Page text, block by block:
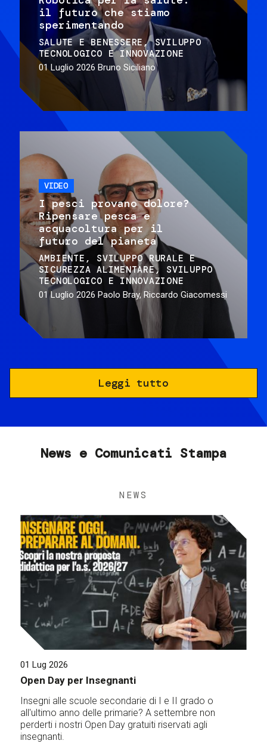
il futuro che stiamo
sperimentando
SALUTE E BENESSERE
SVILUPPO
TECNOLOGICO E INNOVAZIONE
01 Luglio 2026 Bruno Siciliano
VIDEO
I pesci provano dolore?
Ripensare pesca e
acquacoltura per il
futuro del pianeta
AMBIENTE
SVILUPPO RURALE E
SICUREZZA ALIMENTARE
SVILUPPO
TECNOLOGICO E INNOVAZIONE
01 Luglio 2026 Paolo Bray, Riccardo Giacomessi
Leggi tutto
News e Comunicati Stampa
NEWS
01 Lug 2026
Open Day per Insegnanti
Insegni alle scuole secondarie di I e II grado o
all'ultimo anno delle primarie? A settembre non
perderti i nostri Open Day gratuiti riservati agli
insegnanti.